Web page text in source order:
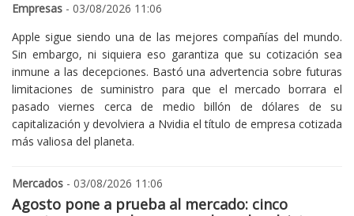
Empresas - 03/08/2026 11:06
Apple sigue siendo una de las mejores compañías del mundo.
Sin embargo, ni siquiera eso garantiza que su cotización sea
inmune a las decepciones. Bastó una advertencia sobre futuras
limitaciones de suministro para que el mercado borrara el
pasado viernes cerca de medio billón de dólares de su
capitalización y devolviera a Nvidia el título de empresa cotizada
más valiosa del planeta.
Mercados - 03/08/2026 11:06
Agosto pone a prueba al mercado: cinco